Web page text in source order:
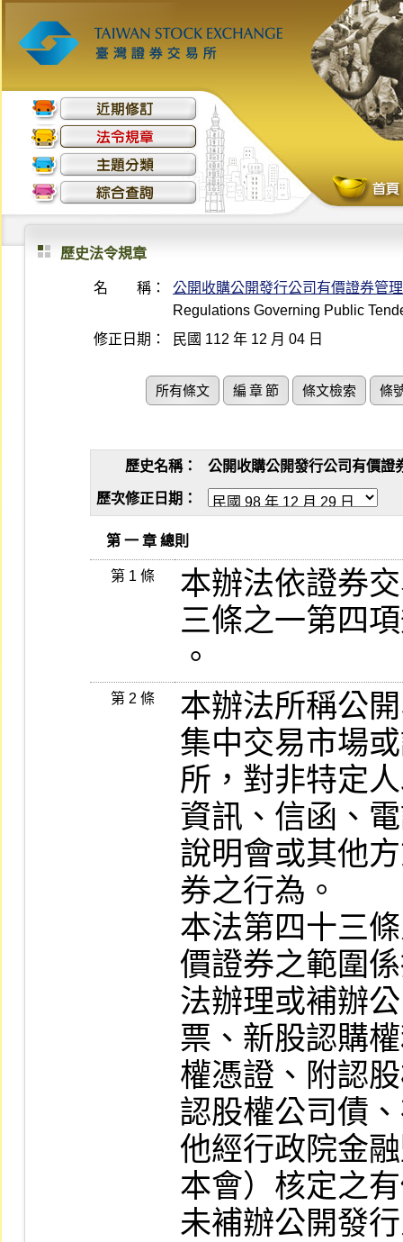
歷史法令規章
名 稱：
公開收購公開發行公司有價證券管
Regulations Governing Public
修正日期：
民國 112 年 12 月 04 日
所有條文 編 章 節 條文檢索 條
歷史名稱： 公開收購公開發行公司有價證
歷次修正日期：
   第 一 章 總則
第 1 條
本辦法依證券
三條之一第四
。
第 2 條
本辦法所稱公
集中交易市場
所，對非特定
資訊、信函、
說明會或其他
券之行為。
本法第四十三
價證券之範圍
法辦理或補辦
票、新股認購
權憑證、附認
認股權公司債
他經行政院金
本會）核定之
未補辦公開發